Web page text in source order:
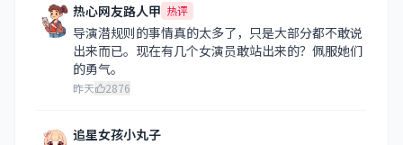
热心网友路人甲 热评
导演潜规则的事情真的太多了，只是大部分都不敢说
出来而已。现在有几个女演员敢站出来的？佩服她们
的勇气。
昨天 2876
追星女孩小丸子